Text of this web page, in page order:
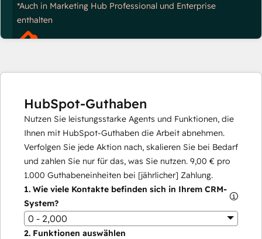
*Auch in Marketing Hub Professional und Enterprise
enthalten
HubSpot-Guthaben
Nutzen Sie leistungsstarke Agents und Funktionen, die
Ihnen mit HubSpot-Guthaben die Arbeit abnehmen.
Verfolgen Sie jede Aktion nach, skalieren Sie bei Bedarf
und zahlen Sie nur für das, was Sie nutzen. 9,00 € pro
1.000 Guthabeneinheiten bei [jährlicher] Zahlung.
1. Wie viele Kontakte befinden sich in Ihrem CRM-
System?
0 - 2,000
2. Funktionen auswählen